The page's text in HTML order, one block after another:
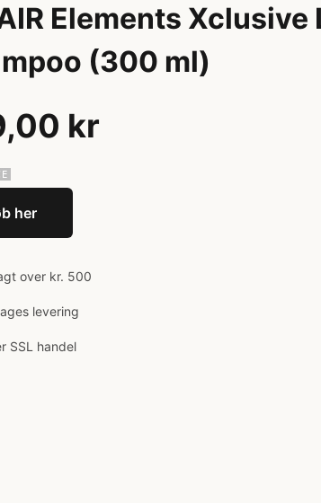
Elements Xclusive
(300 ml)
kr
her
over kr. 500
levering
SSL handel